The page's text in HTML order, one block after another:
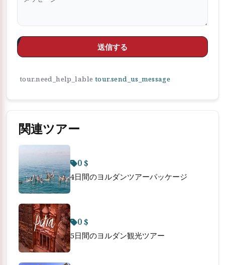
送信する
tour.need_help_lable tour.send_us_message
関連ツアー
0 $
4日間のヨルダンツアーパッケージ
0 $
5日間のヨルダン観光ツアー